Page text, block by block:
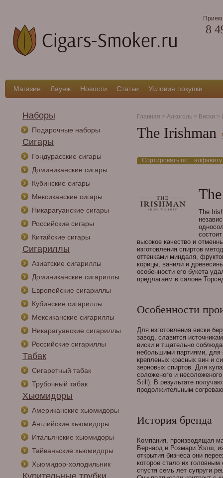
Прием
8
Магазин Лаунж Новости Статьи Условия покупки
Наборы
Подарочные наборы
Сигары
Гондурасские сигары
Доминиканские сигары
Кубинские сигары
Мексиканские сигары
Никарагуанские сигары
Российские сигары
Китайские сигары
Сигариллы
Азиатские сигариллы
Доминиканские сигариллы
Европейские сигариллы
Кубинские сигариллы
Мексиканские сигариллы
Никарагуанские сигариллы
Российские сигариллы
Табак
Сигаретный табак
Трубочный табак
Хьюмидоры
Американские хьюмидоры
Английские хьюмидоры
Итальянские хьюмидоры
Тайваньские хьюмидоры
Хьюмидор-холодильник
Курительные трубки
Главная > Алкоголь > Виски >
The Irishman
Сортировать по: алфавиту
The
высокое качество и
изготовления спиртов
оттенками миндаля,
корицы, ванили и
особенности его букета
предлагаем в салоне
Особенности
Для изготовления виски
завод, славится
виски и тщательно
небольшими партиями, для
крепленых красных вин и
зерновых спиртов. Для
соложеного и
Still). В результате
продолжительным
История бренда
Компания, производящая
Бернард и Розмари Уолш,
открытия бизнеса они
которое стало их
спустя семь лет супруги